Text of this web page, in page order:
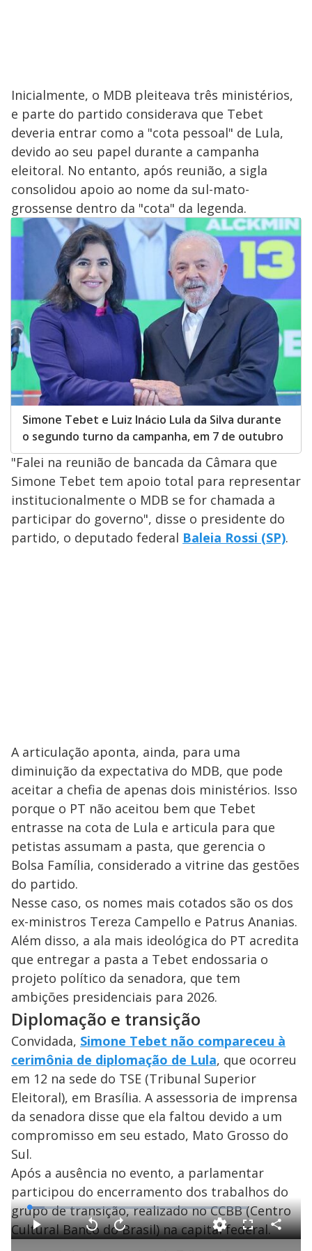
Inicialmente, o MDB pleiteava três ministérios,
e parte do partido considerava que Tebet
deveria entrar como a "cota pessoal" de Lula,
devido ao seu papel durante a campanha
eleitoral. No entanto, após reunião, a sigla
consolidou apoio ao nome da sul-mato-
grossense dentro da "cota" da legenda.
Simone Tebet e Luiz Inácio Lula da Silva durante
o segundo turno da campanha, em 7 de outubro
"Falei na reunião de bancada da Câmara que
Simone Tebet tem apoio total para representar
institucionalmente o MDB se for chamada a
participar do governo", disse o presidente do
partido, o deputado federal Baleia Rossi (SP).
A articulação aponta, ainda, para uma
diminuição da expectativa do MDB, que pode
aceitar a chefia de apenas dois ministérios. Isso
porque o PT não aceitou bem que Tebet
entrasse na cota de Lula e articula para que
petistas assumam a pasta, que gerencia o
Bolsa Família, considerado a vitrine das gestões
do partido.
Nesse caso, os nomes mais cotados são os dos
ex-ministros Tereza Campello e Patrus Ananias.
Além disso, a ala mais ideológica do PT acredita
que entregar a pasta a Tebet endossaria o
projeto político da senadora, que tem
ambições presidenciais para 2026.
Diplomação e transição
Convidada, Simone Tebet não compareceu à
cerimônia de diplomação de Lula, que ocorreu
em 12 na sede do TSE (Tribunal Superior
Eleitoral), em Brasília. A assessoria de imprensa
da senadora disse que ela faltou devido a um
compromisso em seu estado, Mato Grosso do
Sul.
Após a ausência no evento, a parlamentar
participou do encerramento dos trabalhos do
grupo de transição, realizado no CCBB (Centro
Cultural Banco do Brasil) na capital federal.
P V A
L
o
a
d
e F C
o